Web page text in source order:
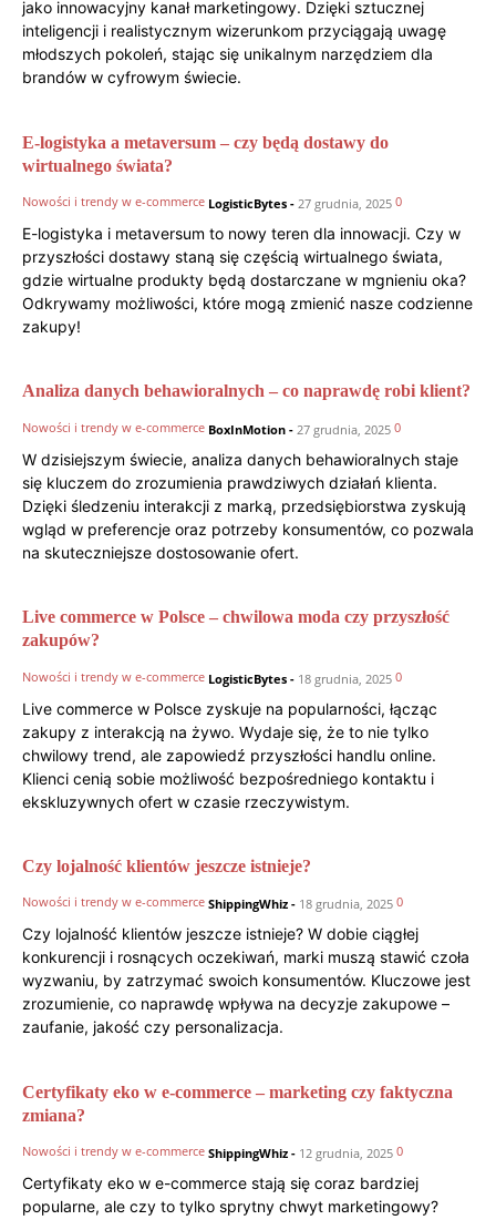
jako innowacyjny kanał marketingowy. Dzięki sztucznej
inteligencji i realistycznym wizerunkom przyciągają uwagę
młodszych pokoleń, stając się unikalnym narzędziem dla
brandów w cyfrowym świecie.
E-logistyka a metaversum – czy będą dostawy do
wirtualnego świata?
Nowości i trendy w e-commerce LogisticBytes - 27 grudnia, 2025 0
E-logistyka i metaversum to nowy teren dla innowacji. Czy w
przyszłości dostawy staną się częścią wirtualnego świata,
gdzie wirtualne produkty będą dostarczane w mgnieniu oka?
Odkrywamy możliwości, które mogą zmienić nasze codzienne
zakupy!
Analiza danych behawioralnych – co naprawdę robi klient?
Nowości i trendy w e-commerce BoxInMotion - 27 grudnia, 2025 0
W dzisiejszym świecie, analiza danych behawioralnych staje
się kluczem do zrozumienia prawdziwych działań klienta.
Dzięki śledzeniu interakcji z marką, przedsiębiorstwa zyskują
wgląd w preferencje oraz potrzeby konsumentów, co pozwala
na skuteczniejsze dostosowanie ofert.
Live commerce w Polsce – chwilowa moda czy przyszłość
zakupów?
Nowości i trendy w e-commerce LogisticBytes - 18 grudnia, 2025 0
Live commerce w Polsce zyskuje na popularności, łącząc
zakupy z interakcją na żywo. Wydaje się, że to nie tylko
chwilowy trend, ale zapowiedź przyszłości handlu online.
Klienci cenią sobie możliwość bezpośredniego kontaktu i
ekskluzywnych ofert w czasie rzeczywistym.
Czy lojalność klientów jeszcze istnieje?
Nowości i trendy w e-commerce ShippingWhiz - 18 grudnia, 2025 0
Czy lojalność klientów jeszcze istnieje? W dobie ciągłej
konkurencji i rosnących oczekiwań, marki muszą stawić czoła
wyzwaniu, by zatrzymać swoich konsumentów. Kluczowe jest
zrozumienie, co naprawdę wpływa na decyzje zakupowe –
zaufanie, jakość czy personalizacja.
Certyfikaty eko w e-commerce – marketing czy faktyczna
zmiana?
Nowości i trendy w e-commerce ShippingWhiz - 12 grudnia, 2025 0
Certyfikaty eko w e-commerce stają się coraz bardziej
popularne, ale czy to tylko sprytny chwyt marketingowy?